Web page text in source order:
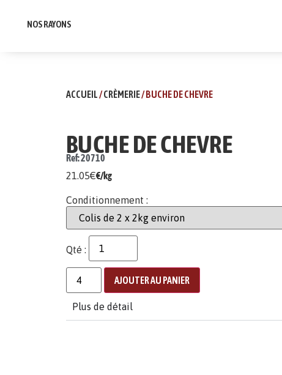
NOS RAYONS
ACCUEIL/CRÈMERIE/ BUCHE DE CHEVRE
BUCHE DE CHEVRE
Ref: 20710
21.05€€/kg
Conditionnement :
Qté :
AJOUTER AU PANIER
Plus de détail